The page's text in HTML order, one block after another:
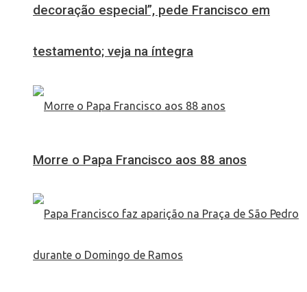
decoração especial”, pede Francisco em
testamento; veja na íntegra
Morre o Papa Francisco aos 88 anos